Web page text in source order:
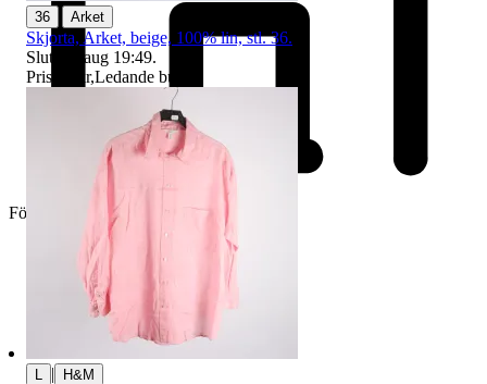
Företag
36 Arket
Skjorta, Arket, beige, 100% lin, stl. 36.
Sluttid
9 aug 19:49.
Pris:
11 kr,Ledande bud
| H&M